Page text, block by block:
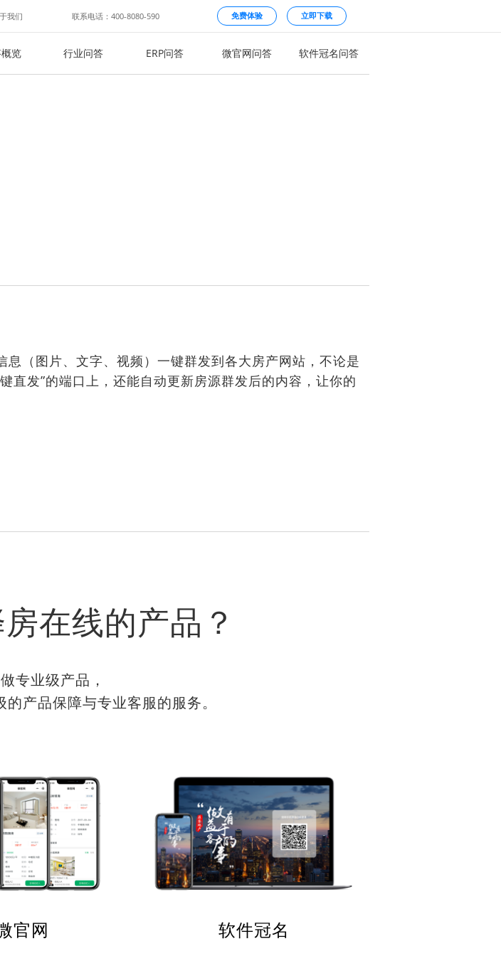
我们 联系电话：400-8080-590 免费体验 立即下载
览 行业问答 ERP问答 微官网问答 软件冠名问答
（图片、文字、视频）一键群发到各大房产网站，不论是
直发”的端口上，还能自动更新房源群发后的内容，让你的
在线的产品？
专业级产品，
产品保障与专业客服的服务。
官网 软件冠名